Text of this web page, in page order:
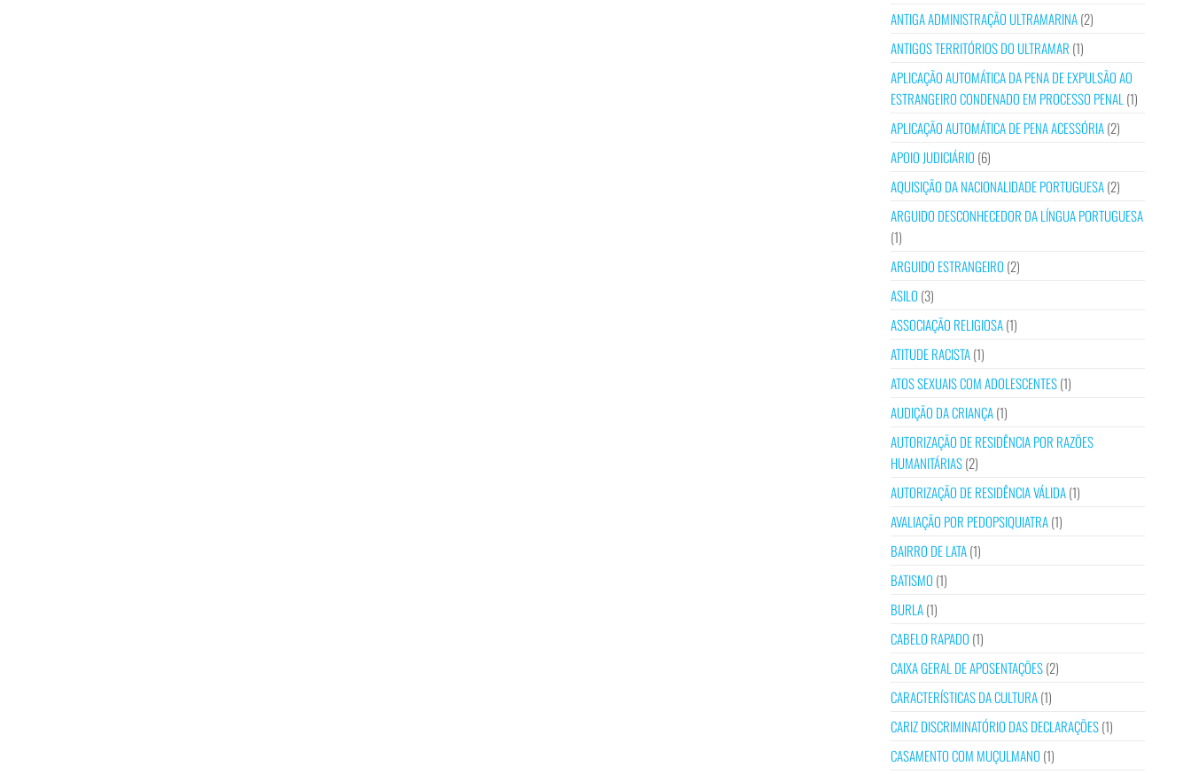
ANTIGA ADMINISTRAÇÃO ULTRAMARINA(2)
ANTIGOS TERRITÓRIOS DO ULTRAMAR (1)
APLICAÇÃO AUTOMÁTICA DA PENA DE EXPULSÃO AO
ESTRANGEIRO CONDENADO EM PROCESSO PENAL (1)
APLICAÇÃO AUTOMÁTICA DE PENA ACESSÓRIA(2)
APOIO JUDICIÁRIO (6)
AQUISIÇÃO DA NACIONALIDADE PORTUGUESA(2)
ARGUIDO DESCONHECEDOR DA LÍNGUA PORTUGUESA
(1)
ARGUIDO ESTRANGEIRO (2)
ASILO (3)
ASSOCIAÇÃO RELIGIOSA(1)
ATITUDE RACISTA(1)
ATOS SEXUAIS COM ADOLESCENTES(1)
AUDIÇÃO DA CRIANÇA(1)
AUTORIZAÇÃO DE RESIDÊNCIA POR RAZÕES
HUMANITÁRIAS(2)
AUTORIZAÇÃO DE RESIDÊNCIA VÁLIDA(1)
AVALIAÇÃO POR PEDOPSIQUIATRA(1)
BAIRRO DE LATA(1)
BATISMO (1)
BURLA(1)
CABELO RAPADO (1)
CAIXA GERAL DE APOSENTAÇÕES(2)
CARACTERÍSTICAS DA CULTURA(1)
CARIZ DISCRIMINATÓRIO DAS DECLARAÇÕES(1)
CASAMENTO COM MUÇULMANO (1)